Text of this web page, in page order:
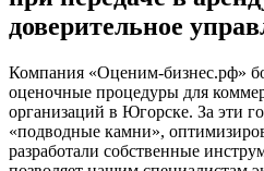
доверительное
Компания «Оценим-бизнес.рф»
оценочные процедуры для
организаций в Югорске. За эти
«подводные камни»,
разработали собственные
Дмитров
Домодедово
Донецк
Дубна
Дюртюли